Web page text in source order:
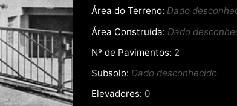
Área do Terreno: Dado
Área Construída: Dado
Nº de Pavimentos: 2
Subsolo: Dado desconhecido
Elevadores: 0